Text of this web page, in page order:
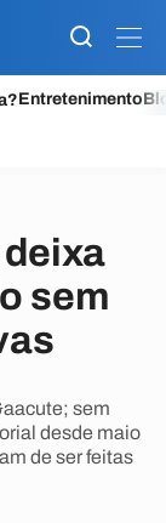
Entretenimento
sem
sem
desde maio
de ser feitas